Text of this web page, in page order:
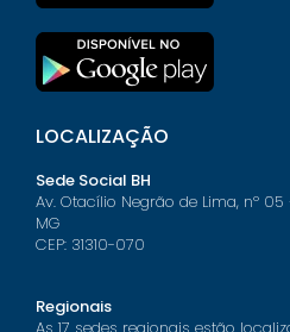
LOCALIZAÇÃO
Sede Social BH
Av. Otacílio Negrão de Lima, nº 05
MG
CEP: 31310-070
Regionais